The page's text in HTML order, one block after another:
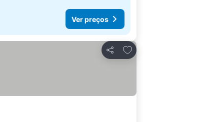
Ver preços
Partilhar
Adicionar aos favoritos